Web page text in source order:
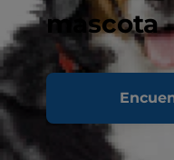
mascota